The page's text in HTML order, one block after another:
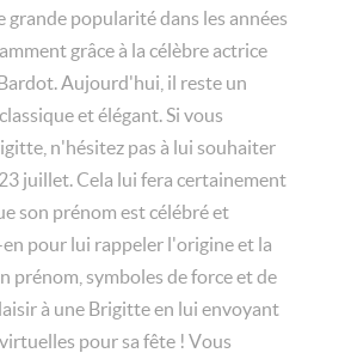
grande popularité dans les années
grâce à la célèbre actrice
Aujourd'hui, il reste un
et élégant. Si vous
n'hésitez pas à lui souhaiter
juillet. Cela lui fera certainement
son prénom est célébré et
pour lui rappeler l'origine et la
prénom, symboles de force et de
à une Brigitte en lui envoyant
pour sa fête ! Vous